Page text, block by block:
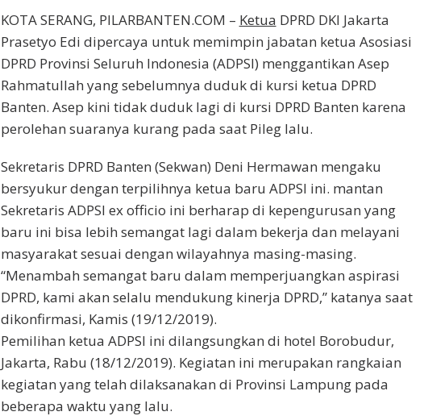
KOTA SERANG, PILARBANTEN.COM – Ketua DPRD DKI Jakarta
Prasetyo Edi dipercaya untuk memimpin jabatan ketua Asosiasi
DPRD Provinsi Seluruh Indonesia (ADPSI) menggantikan Asep
Rahmatullah yang sebelumnya duduk di kursi ketua DPRD
Banten. Asep kini tidak duduk lagi di kursi DPRD Banten karena
perolehan suaranya kurang pada saat Pileg lalu.
Sekretaris DPRD Banten (Sekwan) Deni Hermawan mengaku
bersyukur dengan terpilihnya ketua baru ADPSI ini. mantan
Sekretaris ADPSI ex officio ini berharap di kepengurusan yang
baru ini bisa lebih semangat lagi dalam bekerja dan melayani
masyarakat sesuai dengan wilayahnya masing-masing.
“Menambah semangat baru dalam memperjuangkan aspirasi
DPRD, kami akan selalu mendukung kinerja DPRD,” katanya saat
dikonfirmasi, Kamis (19/12/2019).
Pemilihan ketua ADPSI ini dilangsungkan di hotel Borobudur,
Jakarta, Rabu (18/12/2019). Kegiatan ini merupakan rangkaian
kegiatan yang telah dilaksanakan di Provinsi Lampung pada
beberapa waktu yang lalu.